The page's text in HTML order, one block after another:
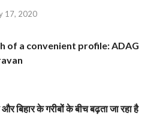
17, 2020
of a convenient profile: ADAG
और बिहार के गरीबों के बीच बढ़ता जा रहा है